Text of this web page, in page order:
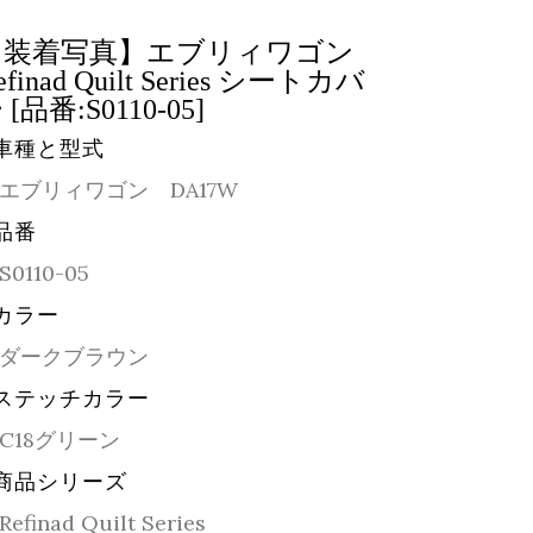
着写真】エブリィワゴン
Quilt Series シートカバ
[品番:S0110-05]
種と型式
エブリィワゴン DA17W
番
S0110-05
ラー
ダークブラウン
テッチカラー
C18グリーン
品シリーズ
Refinad Quilt Series